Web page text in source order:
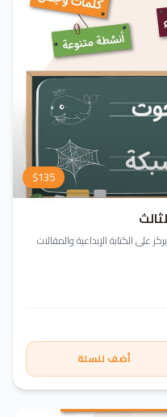
$135
على الكتابة الإبداعية والمقالات
أضف للسلة